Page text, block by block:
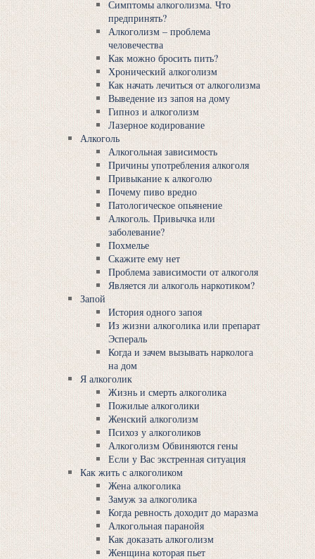
Симптомы алкоголизма. Что
предпринять?
Алкоголизм – проблема
человечества
Как можно бросить пить?
Хронический алкоголизм
Как начать лечиться от алкоголизма
Выведение из запоя на дому
Гипноз и алкоголизм
Лазерное кодирование
Алкоголь
Алкогольная зависимость
Причины употребления алкоголя
Привыкание к алкоголю
Почему пиво вредно
Патологическое опьянение
Алкоголь. Привычка или
заболевание?
Похмелье
Скажите ему нет
Проблема зависимости от алкоголя
Является ли алкоголь наркотиком?
Запой
История одного запоя
Из жизни алкоголика или препарат
Эспераль
Когда и зачем вызывать нарколога
на дом
Я алкоголик
Жизнь и смерть алкоголика
Пожилые алкоголики
Женский алкоголизм
Психоз у алкоголиков
Алкоголизм Обвиняются гены
Если у Вас экстренная ситуация
Как жить с алкоголиком
Жена алкоголика
Замуж за алкоголика
Когда ревность доходит до маразма
Алкогольная паранойя
Как доказать алкоголизм
Женщина которая пьет